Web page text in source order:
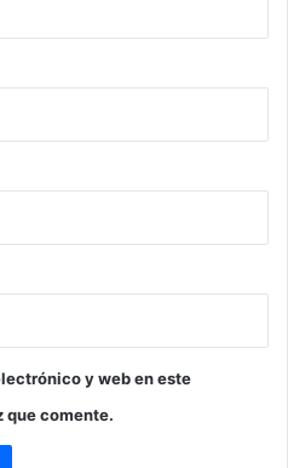
y web en este
que comente.